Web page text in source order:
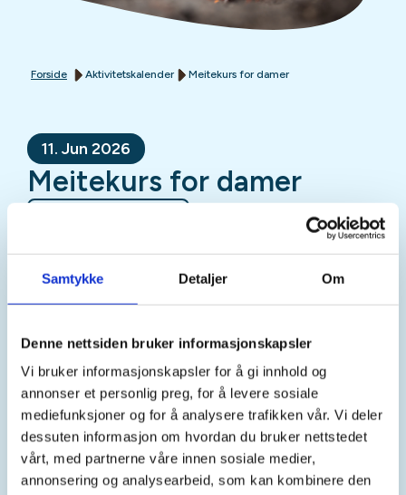
Samtykke Detaljer Om
Denne nettsiden bruker informasjonskapsler
Vi bruker informasjonskapsler for å gi innhold og
annonser et personlig preg, for å levere sosiale
mediefunksjoner og for å analysere trafikken vår. Vi deler
dessuten informasjon om hvordan du bruker nettstedet
vårt, med partnerne våre innen sosiale medier,
annonsering og analysearbeid, som kan kombinere den
Forside Aktivitetskalender Meitekurs for damer
11. Jun 2026
Meitekurs for damer
Sted
Tid
11. Jun 2026
Kl. 17.00 - 19.00